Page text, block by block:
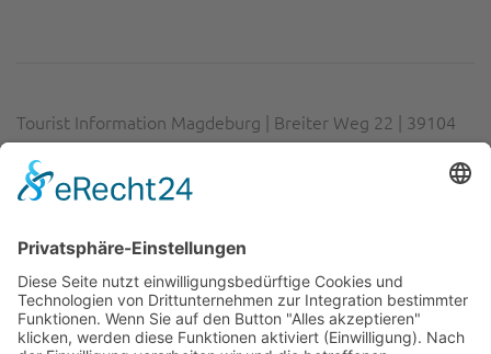
Tourist Information Magdeburg | Breiter Weg 22 | 39104
Magdeburg
Telefon:0391 63 60 14 02
info@visitmagdeburg.de
Impressum|Datenschutz|Erklärung zur Barrierefreiheit
Cookie-Einstellungen